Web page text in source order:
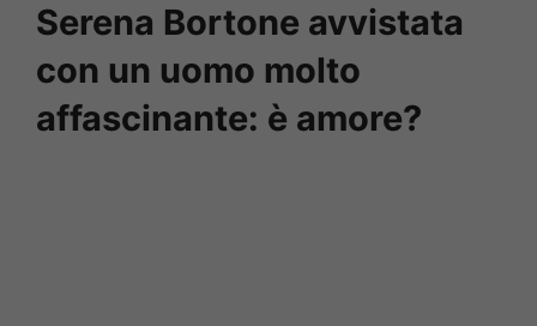
Serena Bortone avvistata
con un uomo molto
affascinante: è amore?